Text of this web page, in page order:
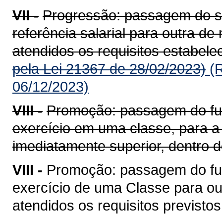
VII - Progressão: passagem do
referência salarial para outra
atendidos os requisitos
pela Lei 21367 de 28/02/2023)
06/12/2023)
VIII - Promoção: passagem do
exercício em uma classe, para
imediatamente superior, dentro
VIII - Promoção: passagem do
exercício de uma Classe para
atendidos os requisitos